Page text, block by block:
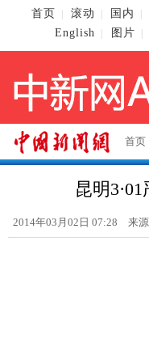
首页 滚动 国内
English
图片
首页
昆明
2014年03月02日 07:28 来